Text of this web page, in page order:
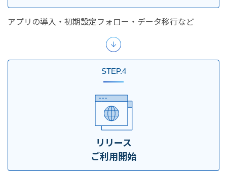
アプリの導入・初期設定フォロー・データ移行など
STEP.4
リリース
ご利用開始